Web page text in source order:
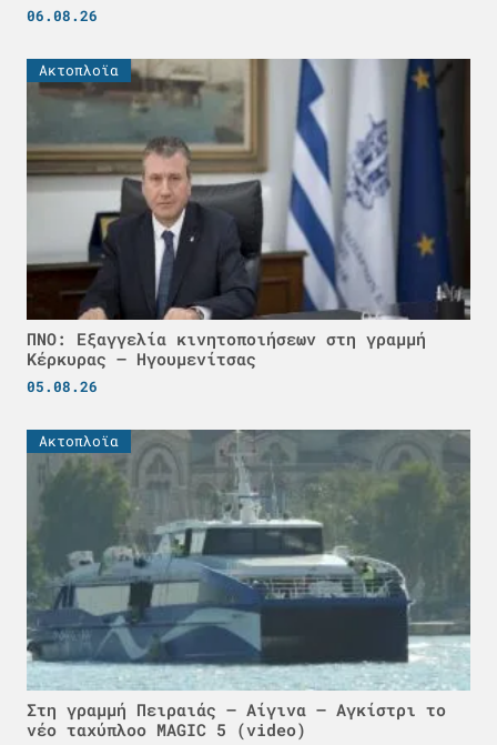
06.08.26
Ακτοπλοϊα
ΠΝΟ: Εξαγγελία κινητοποιήσεων στη γραμμή
Κέρκυρας – Ηγουμενίτσας
05.08.26
Ακτοπλοϊα
Στη γραμμή Πειραιάς – Αίγινα – Αγκίστρι το
νέο ταχύπλοο MAGIC 5 (video)